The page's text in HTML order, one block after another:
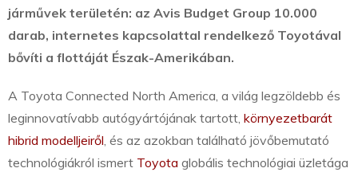
járművek területén: az Avis Budget Group 10.000
darab, internetes kapcsolattal rendelkező Toyotával
bővíti a flottáját Észak-Amerikában.
A Toyota Connected North America, a világ legzöldebb és
leginnovatívabb autógyártójának tartott, környezetbarát
hibrid modelljeiről, és az azokban található jövőbemutató
technológiákról ismert Toyota globális technológiai üzletága